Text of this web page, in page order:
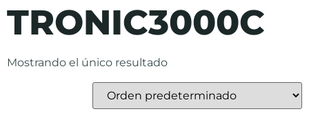
TRONIC3000C
Mostrando el único resultado